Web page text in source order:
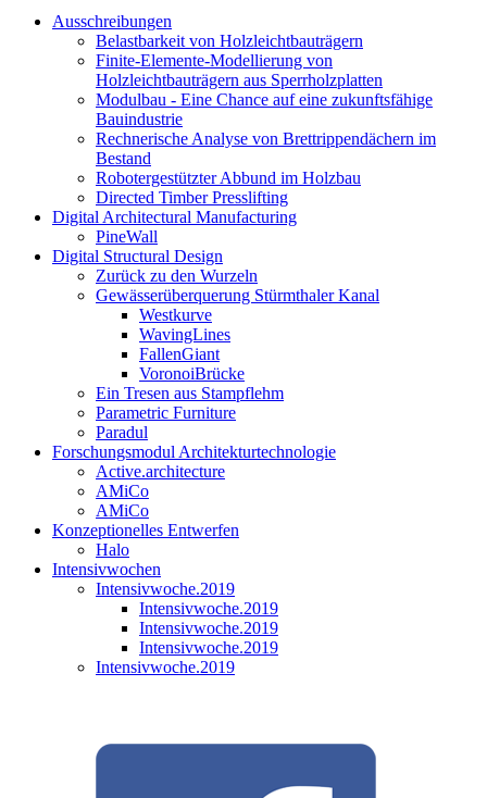
Ausschreibungen
Belastbarkeit von Holzleichtbauträgern
Finite-Elemente-Modellierung von
Holzleichtbauträgern aus Sperrholzplatten
Modulbau - Eine Chance auf eine zukunftsfähige
Bauindustrie
Rechnerische Analyse von Brettrippendächern im
Bestand
Robotergestützter Abbund im Holzbau
Directed Timber Presslifting
Digital Architectural Manufacturing
PineWall
Digital Structural Design
Zurück zu den Wurzeln
Gewässerüberquerung Stürmthaler Kanal
Westkurve
WavingLines
FallenGiant
VoronoiBrücke
Ein Tresen aus Stampflehm
Parametric Furniture
Paradul
Forschungsmodul Architekturtechnologie
Active.architecture
AMiCo
AMiCo
Konzeptionelles Entwerfen
Halo
Intensivwochen
Intensivwoche.2019
Intensivwoche.2019
Intensivwoche.2019
Intensivwoche.2019
Intensivwoche.2019